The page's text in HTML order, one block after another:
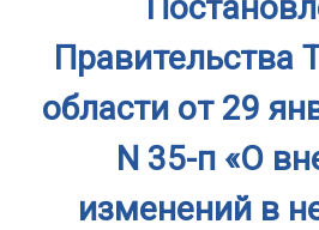
Правительства
области от 29
N 35-п «О
изменений в